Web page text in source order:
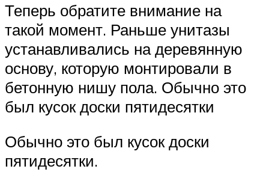
Теперь обратите внимание на
такой момент. Раньше унитазы
устанавливались на деревянную
основу, которую монтировали в
бетонную нишу пола. Обычно это
был кусок доски пятидесятки
Обычно это был кусок доски
пятидесятки.